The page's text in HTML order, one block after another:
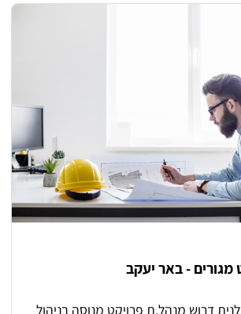
- באר יעקב
דרוש מנהל.ת פרויקט מנוסה בניהול